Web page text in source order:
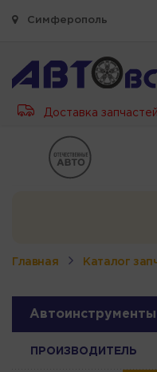
Симферополь
Доставка
Главная Каталог
Автоинструменты
ПРОИЗВОДИТЕЛЬ